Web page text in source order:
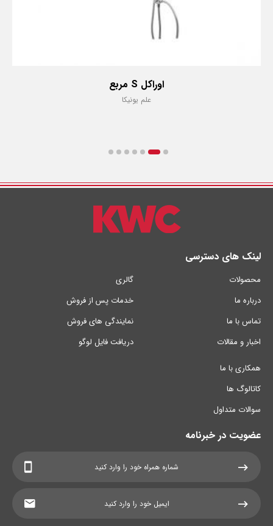
اوراکل S مربع
علم یونیکا
لینک های دسترسی
محصولات
درباره ما
تماس با ما
اخبار و مقالات
گالری
خدمات پس از فروش
نمایندگی های فروش
دریافت فایل لوگو
همکاری با ما
کاتالوگ ها
سوالات متداول
عضویت در خبرنامه